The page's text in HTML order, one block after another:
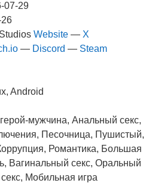
07-29
Website — X
— Discord — Steam
Android
мужчина, Анальный секс,
Песочница, Пушистый,
Романтика, Большая
Вагинальный секс, Оральный
Мобильная игра